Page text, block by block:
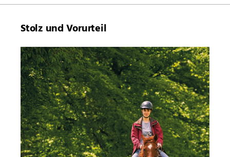
Stolz und Vorurteil